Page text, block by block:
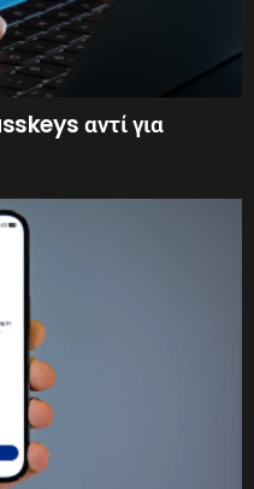
αντί για